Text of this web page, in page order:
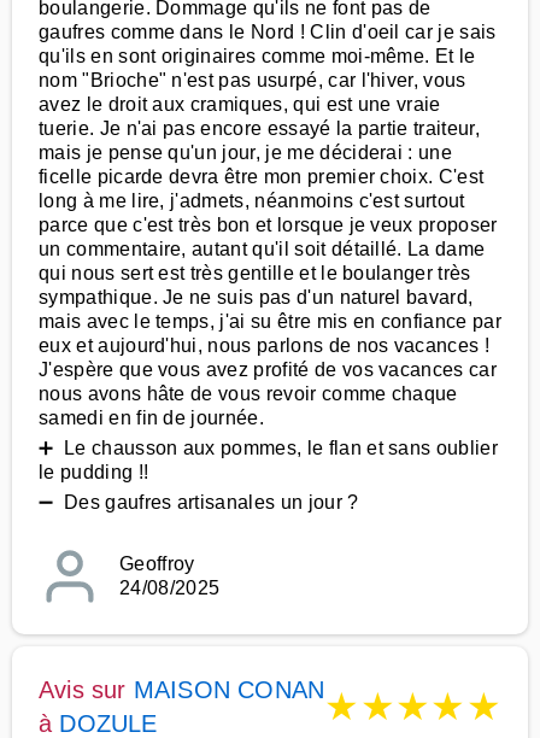
boulangerie. Dommage qu'ils ne font pas de
gaufres comme dans le Nord ! Clin d'oeil car je sais
qu'ils en sont originaires comme moi-même. Et le
nom "Brioche" n'est pas usurpé, car l'hiver, vous
avez le droit aux cramiques, qui est une vraie
tuerie. Je n'ai pas encore essayé la partie traiteur,
mais je pense qu'un jour, je me déciderai : une
ficelle picarde devra être mon premier choix. C'est
long à me lire, j'admets, néanmoins c'est surtout
parce que c'est très bon et lorsque je veux proposer
un commentaire, autant qu'il soit détaillé. La dame
qui nous sert est très gentille et le boulanger très
sympathique. Je ne suis pas d'un naturel bavard,
mais avec le temps, j'ai su être mis en confiance par
eux et aujourd'hui, nous parlons de nos vacances !
J'espère que vous avez profité de vos vacances car
nous avons hâte de vous revoir comme chaque
samedi en fin de journée.
➕ Le chausson aux pommes, le flan et sans oublier
le pudding !!
➖ Des gaufres artisanales un jour ?
Geoffroy
24/08/2025
Avis sur MAISON CONAN
à DOZULE ★★★★★